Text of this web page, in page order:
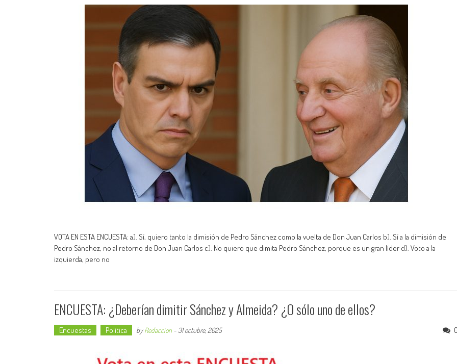
VOTA EN ESTA ENCUESTA: a). Sí, quiero tanto la dimisión de Pedro Sánchez como la vuelta de Don Juan Carlos b). Sí a la dimisión de
Pedro Sánchez, no al retorno de Don Juan Carlos c). No quiero que dimita Pedro Sánchez, porque es un gran líder d). Voto a la
izquierda, pero no
ENCUESTA: ¿Deberían dimitir Sánchez y Almeida? ¿O sólo uno de ellos?
Encuestas Política byRedaccion - 31 octubre, 2025